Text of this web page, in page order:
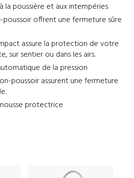
la poussière et aux intempéries
offrent une fermeture sûre
assure la protection de votre
sur sentier ou dans les airs.
de la pression
poussoir assurent une fermeture
protectrice